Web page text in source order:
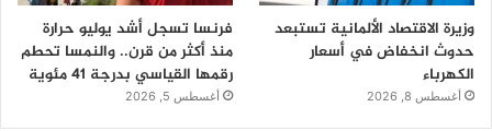
وزيرة الاقتصاد الألمانية تستبعد
حدوث انخفاض في أسعار
الكهرباء
أغسطس 8, 2026
فرنسا تسجل أشد يوليو حرارة
منذ أكثر من قرن.. والنمسا تحطم
رقمها القياسي بدرجة 41 مئوية
أغسطس 5, 2026